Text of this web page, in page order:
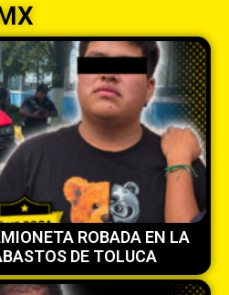
ROBADA EN LA
DE TOLUCA